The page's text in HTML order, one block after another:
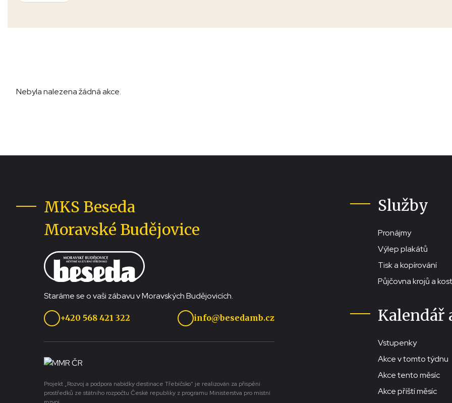
Nebyla nalezena žádná akce.
MKS Beseda
Moravské Budějovice
Staráme se o vaši zábavu v Moravských Budějovicích.
+420 568 421 322 info@besedamb.cz
Projekt „Rozvoj a podpora nabídky destinace Třebíčsko“ je realizován za přispění
prostředků ze státního rozpočtu České republiky z programu Ministerstva pro místní
Služby
Pronájmy
Výlep plakátů
Tisk a kopírování
Půjčovna krojů a
Kalendář
Vstupenky
Akce v tomto týdnu
Akce tento měsíc
Akce příští měsíc